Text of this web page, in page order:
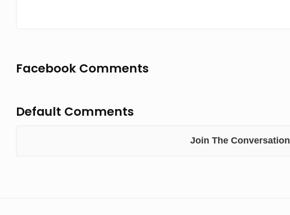
Facebook Comments
Default Comments
Join The Conversation